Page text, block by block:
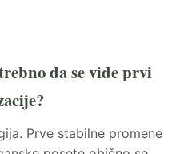
da se vide prvi
Prve stabilne promene